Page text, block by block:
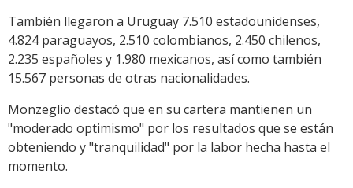
También llegaron a Uruguay 7.510 estadounidenses,
4.824 paraguayos, 2.510 colombianos, 2.450 chilenos,
2.235 españoles y 1.980 mexicanos, así como también
15.567 personas de otras nacionalidades.
Monzeglio destacó que en su cartera mantienen un
"moderado optimismo" por los resultados que se están
obteniendo y "tranquilidad" por la labor hecha hasta el
momento.